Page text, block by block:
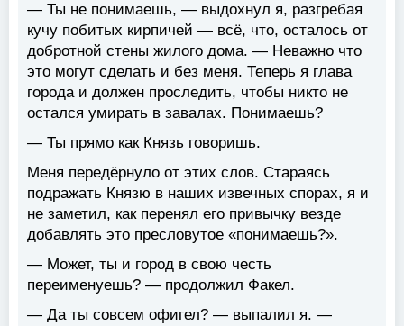
— Ты не понимаешь, — выдохнул я, разгребая
кучу побитых кирпичей — всё, что, осталось от
добротной стены жилого дома. — Неважно что
это могут сделать и без меня. Теперь я глава
города и должен проследить, чтобы никто не
остался умирать в завалах. Понимаешь?
— Ты прямо как Князь говоришь.
Меня передёрнуло от этих слов. Стараясь
подражать Князю в наших извечных спорах, я и
не заметил, как перенял его привычку везде
добавлять это пресловутое «понимаешь?».
— Может, ты и город в свою честь
переименуешь? — продолжил Факел.
— Да ты совсем офигел? — выпалил я. —